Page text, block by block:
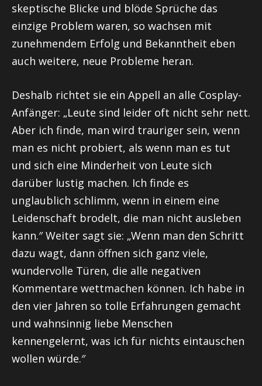
skeptische Blicke und blöde Sprüche das
einzige Problem waren, so wachsen mit
zunehmendem Erfolg und Bekanntheit eben
auch weitere, neue Probleme heran.
Deshalb richtet sie ein Appell an alle Cosplay-
Anfänger: „Leute sind leider oft nicht sehr nett.
Aber ich finde, man wird trauriger sein, wenn
man es nicht probiert, als wenn man es tut
und sich eine Minderheit von Leute sich
darüber lustig machen. Ich finde es
unglaublich schlimm, wenn in einem eine
Leidenschaft brodelt, die man nicht ausleben
kann.″ Weiter sagt sie: „Wenn man den Schritt
dazu wagt, dann öffnen sich ganz viele,
wundervolle Türen, die alle negativen
Kommentare wettmachen können. Ich habe in
den vier Jahren so tolle Erfahrungen gemacht
und wahnsinnig liebe Menschen
kennengelernt, was ich für nichts eintauschen
wollen würde.″